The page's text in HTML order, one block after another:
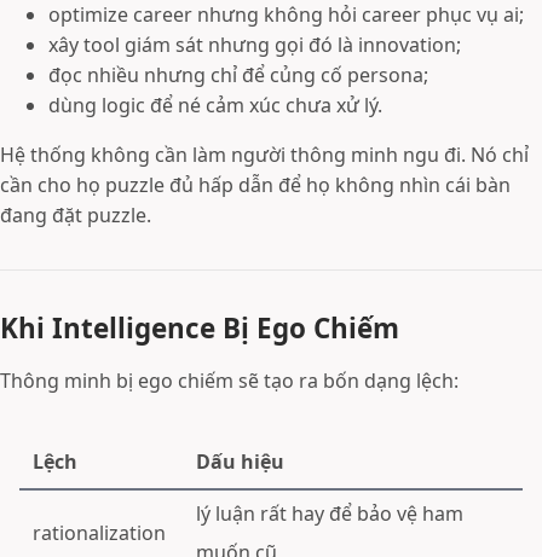
optimize career nhưng không hỏi career phục vụ ai;
xây tool giám sát nhưng gọi đó là innovation;
đọc nhiều nhưng chỉ để củng cố persona;
dùng logic để né cảm xúc chưa xử lý.
Hệ thống không cần làm người thông minh ngu đi. Nó chỉ
cần cho họ puzzle đủ hấp dẫn để họ không nhìn cái bàn
đang đặt puzzle.
Khi Intelligence Bị Ego Chiếm
Thông minh bị ego chiếm sẽ tạo ra bốn dạng lệch:
Lệch Dấu hiệu
rationalization
lý luận rất hay để bảo vệ ham